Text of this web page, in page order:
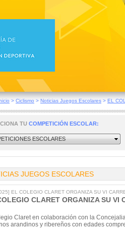
> Ciclismo > Noticias Juegos Escolares > EL
TU COMPETICIÓN ESCOLAR:
ESCOLARES
JUEGOS ESCOLARES
EL COLEGIO CLARET ORGANIZA SU VI
CLARET ORGANIZA SU VI
Claret en colaboración con la
arandinos y ribereños con edades